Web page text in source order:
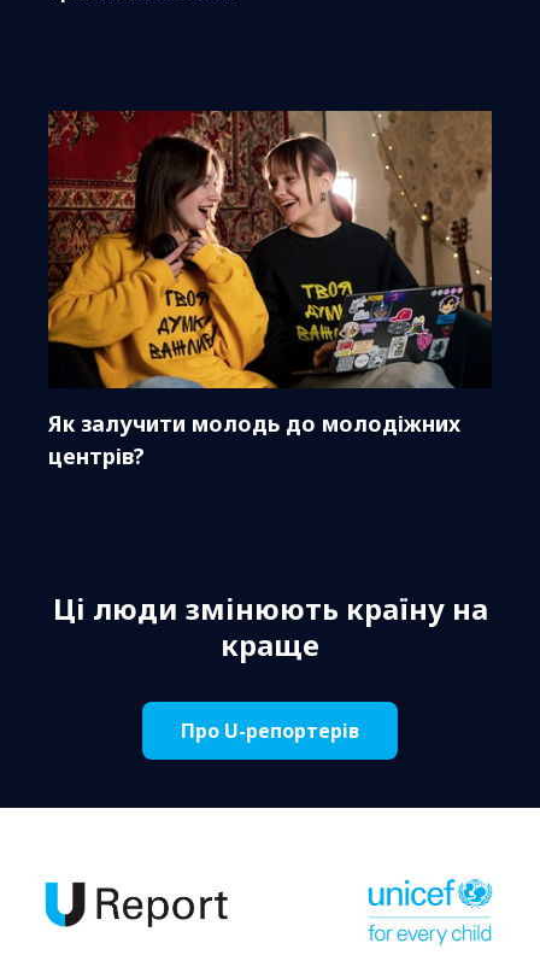
Як залучити молодь до молодіжних
центрів?
Ці люди змінюють країну на
краще
Про U-репортерів